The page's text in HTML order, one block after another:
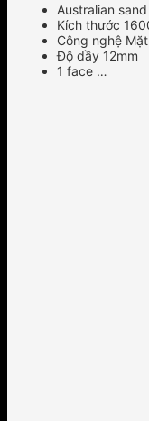
Australian
Kích thước
Công nghệ
Độ dầy 12mm
1 face …